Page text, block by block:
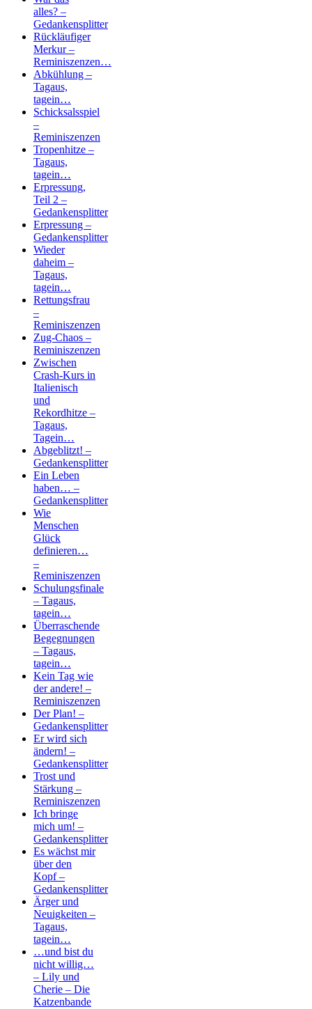
alles? –
Gedankensplitter
Rückläufiger
Merkur –
Reminiszenzen…
Abkühlung –
Tagaus,
tagein…
Schicksalsspiel
–
Reminiszenzen
Tropenhitze –
Tagaus,
tagein…
Erpressung,
Teil 2 –
Gedankensplitter
Erpressung –
Gedankensplitter
Wieder
daheim –
Tagaus,
tagein…
Rettungsfrau
–
Reminiszenzen
Zug-Chaos –
Reminiszenzen
Zwischen
Crash-Kurs in
Italienisch
und
Rekordhitze –
Tagaus,
Tagein…
Abgeblitzt! –
Gedankensplitter
Ein Leben
haben… –
Gedankensplitter
Wie
Menschen
Glück
definieren…
–
Reminiszenzen
Schulungsfinale
– Tagaus,
tagein…
Überraschende
Begegnungen
– Tagaus,
tagein…
Kein Tag wie
der andere! –
Reminiszenzen
Der Plan! –
Gedankensplitter
Er wird sich
ändern! –
Gedankensplitter
Trost und
Stärkung –
Reminiszenzen
Ich bringe
mich um! –
Gedankensplitter
Es wächst mir
über den
Kopf –
Gedankensplitter
Ärger und
Neuigkeiten –
Tagaus,
tagein…
…und bist du
nicht willig…
– Lily und
Cherie – Die
Katzenbande